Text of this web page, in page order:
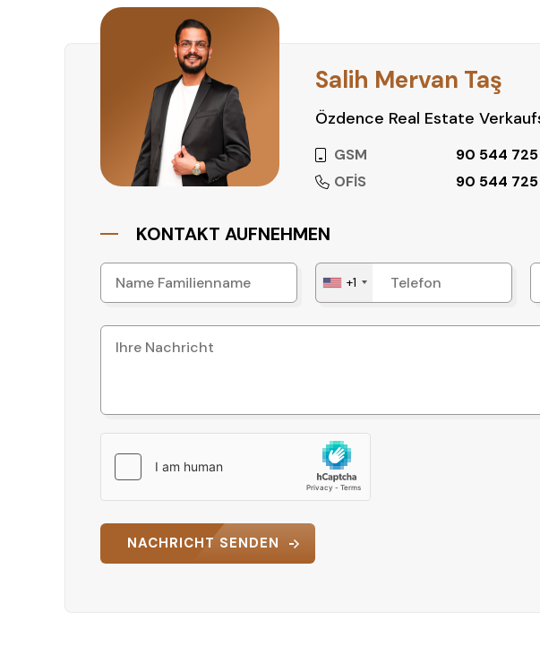
• Markt: 100 m
• Restaurant: 50 m
• Flughafen Alanya-Gazipaşa: 37 km
Diese Immobilie kombiniert modernen Wohnkomfort mit erstklassiger
ein hochwertiges Zuhause oder eine Kapitalanlage in Alanya suchen.
Jetzt besichtigen
Salih Mervan Taş
Özdence Real Estate
GSM
90 544
OFİS
90 544
KONTAKT AUFNEHMEN
+1
NACHRICHT SENDEN